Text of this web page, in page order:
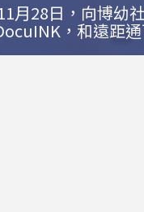
月28日，向博幼
，和遠距
老師與學生，弭